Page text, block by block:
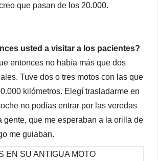
que pasan de los 20.000.
usted a visitar a los pacientes?
entonces no había más que dos
Tuve dos o tres motos con las que
kilómetros. Elegí trasladarme en
no podías entrar por las veredas
gente, que me esperaban a la orilla de
me guiaban.